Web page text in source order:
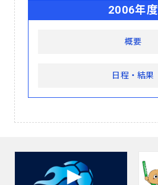
2006年度
概要
日程・結果